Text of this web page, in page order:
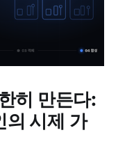
히 만든다:
의 시제 가